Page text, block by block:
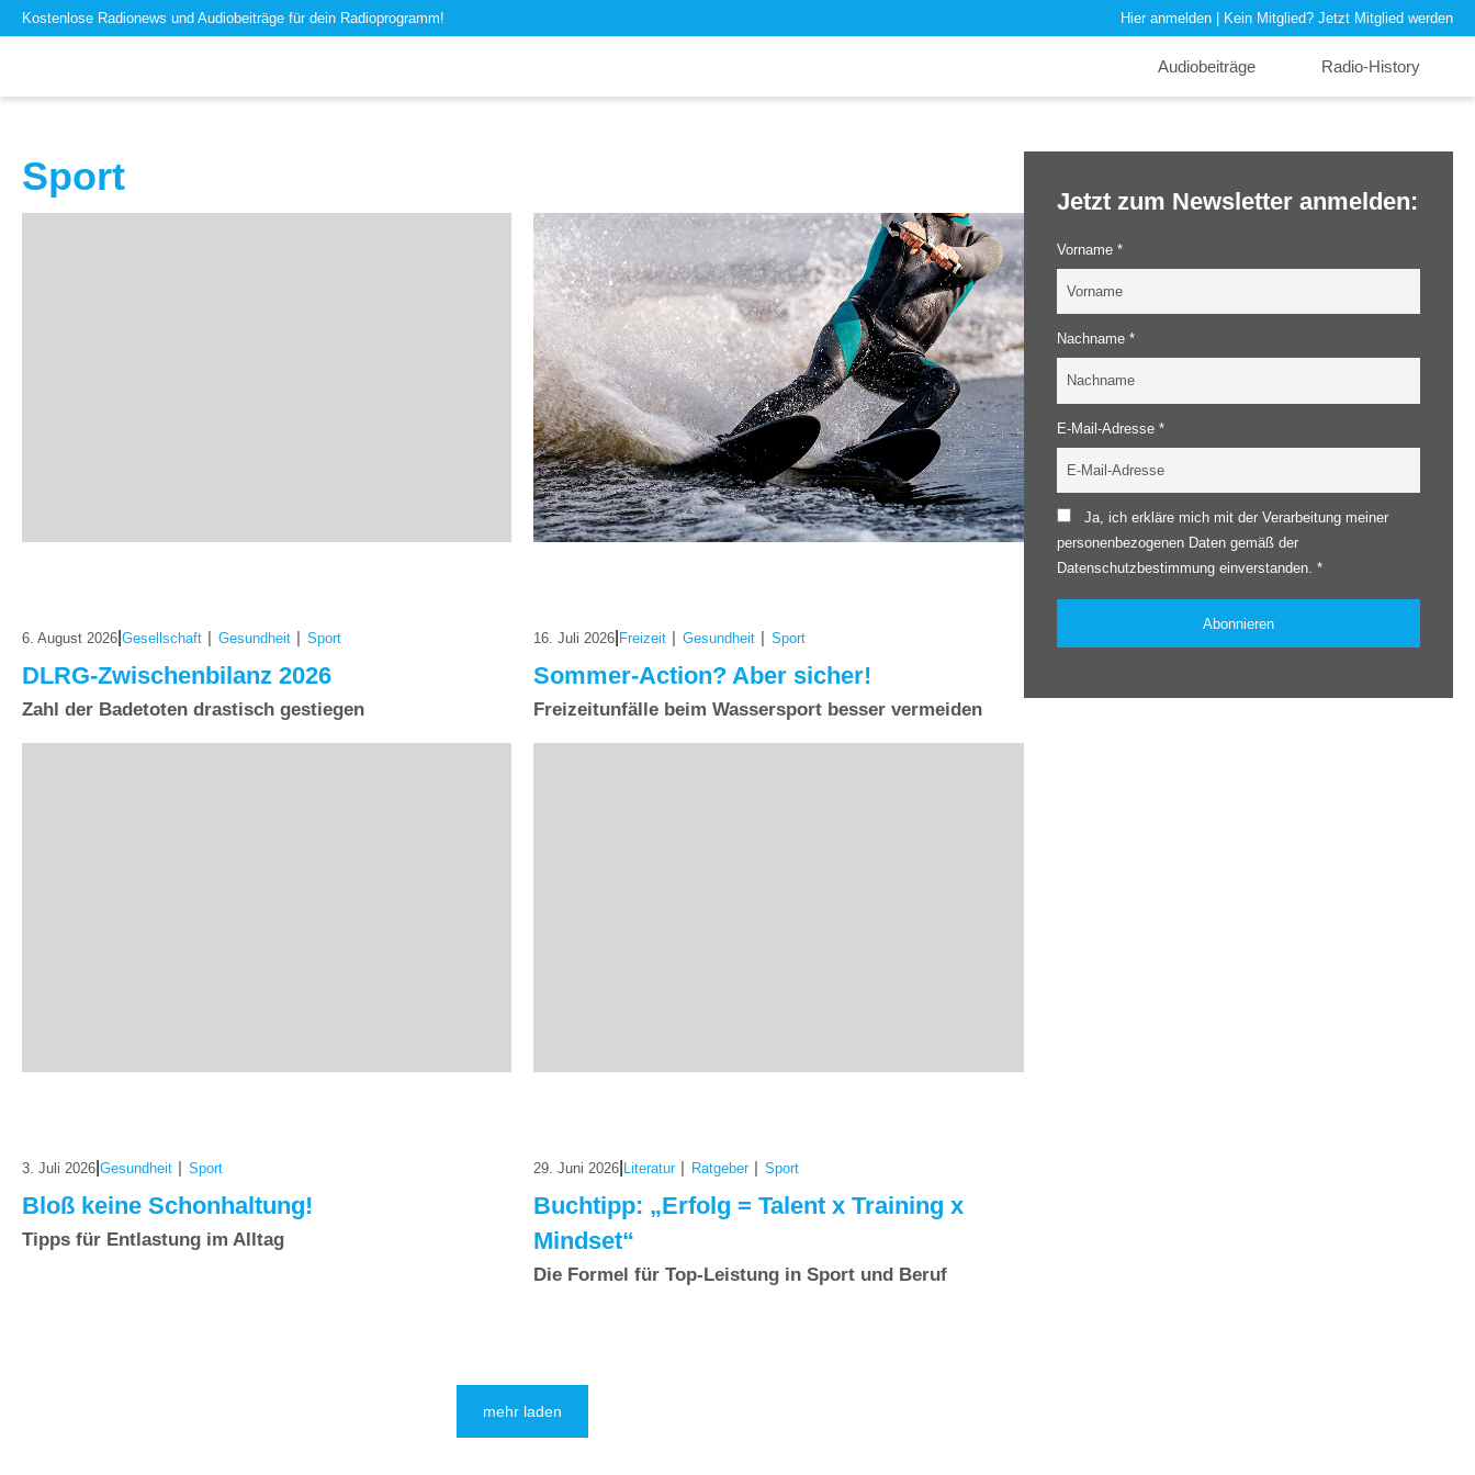
Kostenlose Radionews und Audiobeiträge für dein Radioprogramm! Hier anmelden | Kein Mitglied? Jetzt Mitglied werden
Audiobeiträge Radio-History
Sport
6. August 2026 Gesellschaft | Gesundheit | Sport
DLRG-Zwischenbilanz 2026
Zahl der Badetoten drastisch gestiegen
16. Juli 2026 Freizeit | Gesundheit | Sport
Sommer-Action? Aber sicher!
Freizeitunfälle beim Wassersport besser vermeiden
3. Juli 2026 Gesundheit | Sport
Bloß keine Schonhaltung!
Tipps für Entlastung im Alltag
29. Juni 2026 Literatur | Ratgeber | Sport
Buchtipp: „Erfolg = Talent x Training x
Mindset“
Die Formel für Top-Leistung in Sport und Beruf
mehr laden
Jetzt zum Newsletter anmelden:
Vorname *
Nachname *
E-Mail-Adresse *
Ja, ich erkläre mich mit der Verarbeitung meiner
personenbezogenen Daten gemäß der
Datenschutzbestimmung einverstanden. *